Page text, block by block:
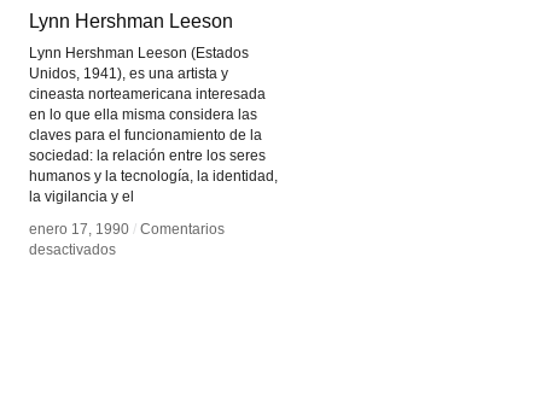
Lynn Hershman Leeson
Lynn Hershman Leeson (Estados
Unidos, 1941), es una artista y
cineasta norteamericana interesada
en lo que ella misma considera las
claves para el funcionamiento de la
sociedad: la relación entre los seres
humanos y la tecnología, la identidad,
la vigilancia y el
enero 17, 1990 / Comentarios
desactivadosen
Lynn Hershman Leeson
enero 17, 1990 / Comentarios
desactivadosen